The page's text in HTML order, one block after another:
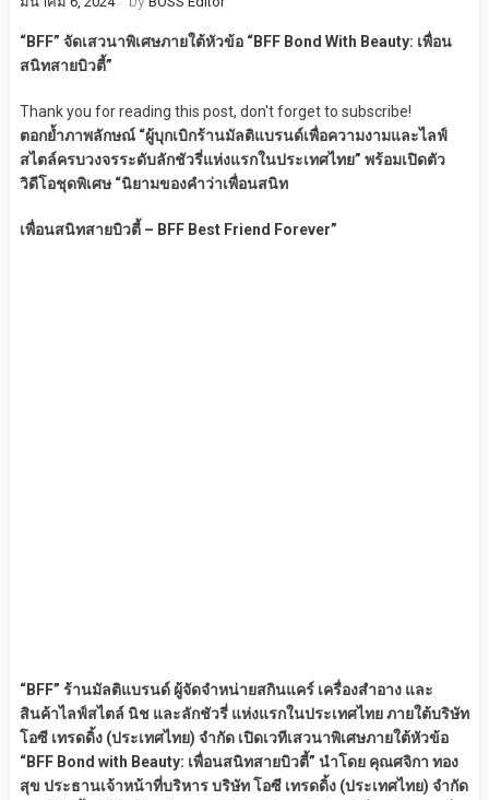
“BFF” จัดเสวนาพิเศษภายใต้หัวข้อ “BFF Bond With Beauty: เพื่อน
สนิทสายบิวตี้”
Thank you for reading this post, don't forget to subscribe!
ตอกย้ำภาพลักษณ์ “ผู้บุกเบิกร้านมัลติแบรนด์เพื่อความงามและไลฟ์
สไตล์ครบวงจรระดับลักชัวรี่แห่งแรกในประเทศไทย” พร้อมเปิดตัว
วิดีโอชุดพิเศษ “นิยามของคำว่าเพื่อนสนิท
เพื่อนสนิทสายบิวตี้ – BFF Best Friend Forever”
“BFF” ร้านมัลติแบรนด์ ผู้จัดจำหน่ายสกินแคร์ เครื่องสำอาง และ
สินค้าไลฟ์สไตล์ นิช และลักชัวรี่ แห่งแรกในประเทศไทย ภายใต้บริษัท
โอซี เทรดดิ้ง (ประเทศไทย) จำกัด เปิดเวทีเสวนาพิเศษภายใต้หัวข้อ
“BFF Bond with Beauty: เพื่อนสนิทสายบิวตี้” นำโดย คุณศจิกา ทอง
สุข ประธานเจ้าหน้าที่บริหาร บริษัท โอซี เทรดดิ้ง (ประเทศไทย) จำกัด